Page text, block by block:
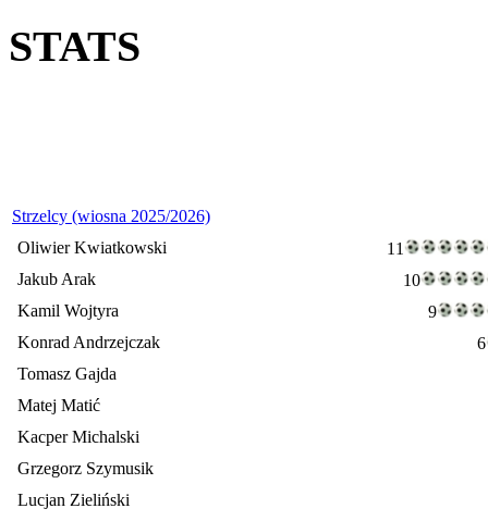
STATS
Strzelcy (wiosna 2025/2026)
Oliwier Kwiatkowski
11
Jakub Arak
10
Kamil Wojtyra
9
Konrad Andrzejczak
6
Tomasz Gajda
Matej Matić
Kacper Michalski
Grzegorz Szymusik
Lucjan Zieliński